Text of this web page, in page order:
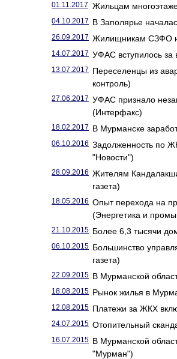
01.11.2017 Жильцам
04.10.2017 В Заполярье
26.09.2017 Жилищникам СЗФО
14.07.2017 УФАС вступилось за
13.07.2017 Переселенцы из
контроль)
27.06.2017 УФАС признало
(Интерфакс)
18.02.2017 В Мурманске
06.10.2016 Задолженность по
"Новости")
28.09.2016 Жителям
газета)
18.05.2016 Опыт перехода на
(Энергетика и
21.10.2015 Более 6,3 тысячи
06.10.2015 Большинство
газета)
22.09.2015 В Мурманской
18.08.2015 Рынок жилья в
12.08.2015 Платежи за ЖКХ
24.07.2015 Отопительный
16.07.2015 В Мурманской
"Мурман")